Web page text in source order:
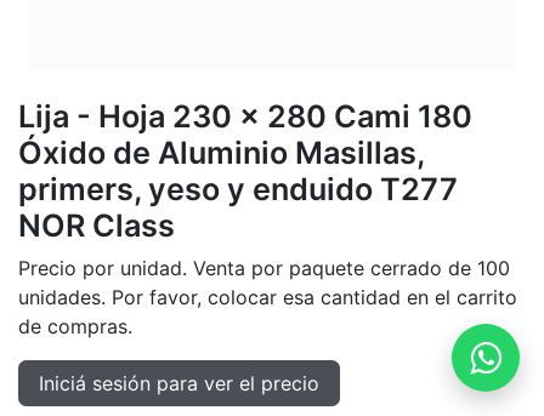
Lija - Hoja 230 x 280 Cami 180
Óxido de Aluminio Masillas,
primers, yeso y enduido T277
NOR Class
Precio por unidad. Venta por paquete cerrado de 100
unidades. Por favor, colocar esa cantidad en el carrito
de compras.
Iniciá sesión para ver el precio